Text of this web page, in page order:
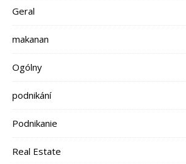
Geral
makanan
Ogólny
podnikání
Podnikanie
Real Estate